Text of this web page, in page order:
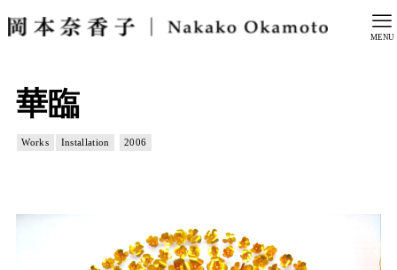
MENU
華臨
Works Installation 2006